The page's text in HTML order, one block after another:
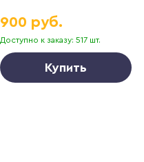
Доступно к заказу: 517 шт.
900 руб.
Купить